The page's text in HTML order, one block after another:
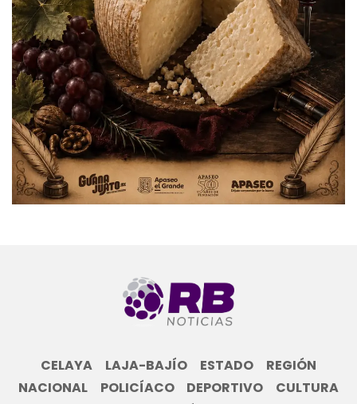
CELAYA LAJA-BAJÍO ESTADO
REGIÓN
NACIONAL
POLICÍACO DEPORTIVO
CULTURA